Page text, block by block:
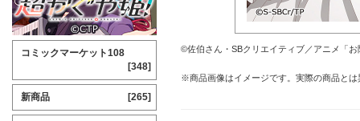
©佐伯さん・SBクリエイティブ／アニメ「
※商品画像はイメージです。実際の商品と
コミックマーケット108
[348]
新商品 [265]